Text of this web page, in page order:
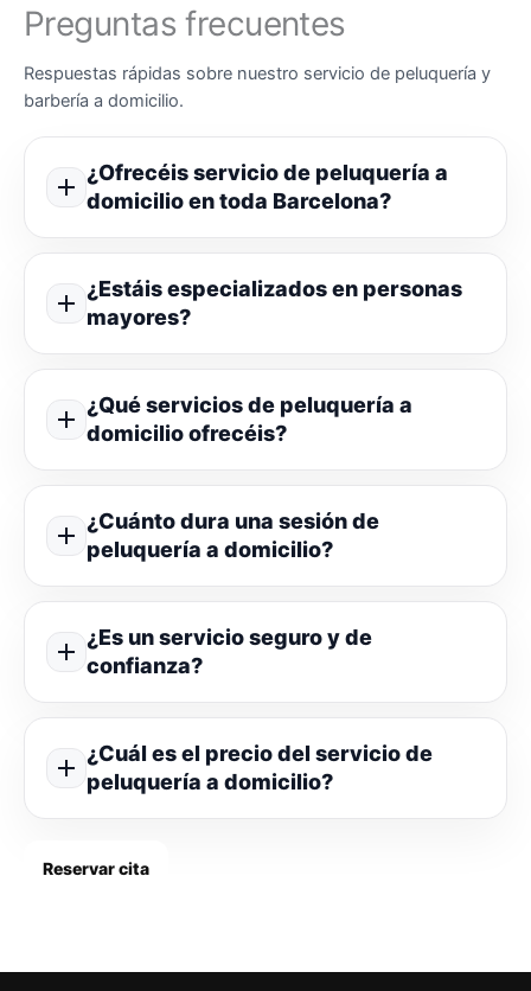
Preguntas frecuentes
Respuestas rápidas sobre nuestro servicio de peluquería y
barbería a domicilio.
¿Ofrecéis servicio de peluquería a
domicilio en toda Barcelona?
¿Estáis especializados en personas
mayores?
¿Qué servicios de peluquería a
domicilio ofrecéis?
¿Cuánto dura una sesión de
peluquería a domicilio?
¿Es un servicio seguro y de
confianza?
¿Cuál es el precio del servicio de
peluquería a domicilio?
Reservar cita